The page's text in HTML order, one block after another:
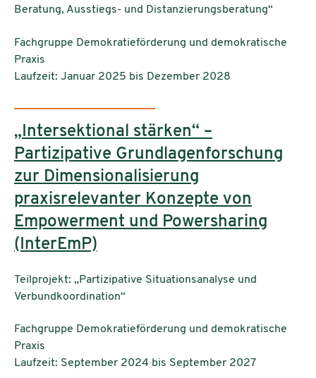
Beratung, Ausstiegs- und Distanzierungsberatung“
Einrichtungen:
Fachgruppe Demokratieförderung und demokratische
Praxis
Laufzeit: Januar 2025 bis Dezember 2028
„Intersektional stärken“ –
Partizipative Grundlagenforschung
zur Dimensionalisierung
praxisrelevanter Konzepte von
Empowerment und Powersharing
(InterEmP)
Teilprojekt: „Partizipative Situationsanalyse und
Verbundkoordination“
Einrichtungen:
Fachgruppe Demokratieförderung und demokratische
Praxis
Laufzeit: September 2024 bis September 2027